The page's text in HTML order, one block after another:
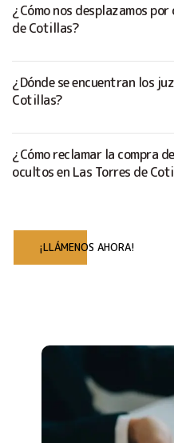
¿Cómo nos desplazamos
de Cotillas?
¿Dónde se encuentran los
Cotillas?
¿Cómo reclamar la compra
ocultos en Las Torres de
¡LLÁMENOS AHORA!